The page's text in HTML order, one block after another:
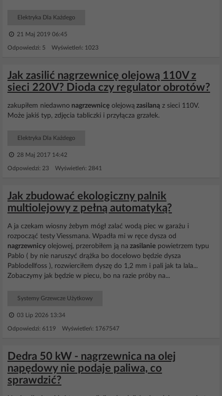
Elektryka Dla Każdego
21 Maj 2019 06:45
Odpowiedzi: 5 Wyświetleń: 1023
Jak zasilić nagrzewnicę olejową 110V z
sieci 220V? Dioda czy regulator obrotów?
zakupiłem niedawno nagrzewnicę olejową zasilaną z sieci 110V.
Może jakiś typ, zdjęcia tabliczki i przyłącza grzałek.
Elektryka Dla Każdego
28 Maj 2017 14:42
Odpowiedzi: 23 Wyświetleń: 2841
Jak zbudować ekologiczny palnik
multiolejowy z pełną automatyką?
A ja czekam wiosny żebym mógł zalać wodą piec w garażu i
rozpocząć testy Viessmana. Wpadła mi w ręce dysza od
nagrzewnicy olejowej, przerobiłem ją na zasilanie powietrzem typu
Pablo ( by nie naruszyć drążka bo docelowo będzie dysza
Pablodellfoss ), rozwierciłem dyszę do 1,2 mm i pali jak ta lala...
Zobaczymy jak będzie w piecu, bo na razie próby na...
Systemy Grzewcze Użytkowy
03 Lip 2026 13:34
Odpowiedzi: 6119 Wyświetleń: 1767547
Dedra 50 kW - nagrzewnica na olej
napędowy nie podaje paliwa, co
sprawdzić?